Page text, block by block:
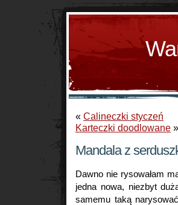
« Calineczki styczeń
Karteczki doodlowane »
Mandala z
Dawno nie rysowałam
jedna nowa, niezbyt
samemu taką narysować